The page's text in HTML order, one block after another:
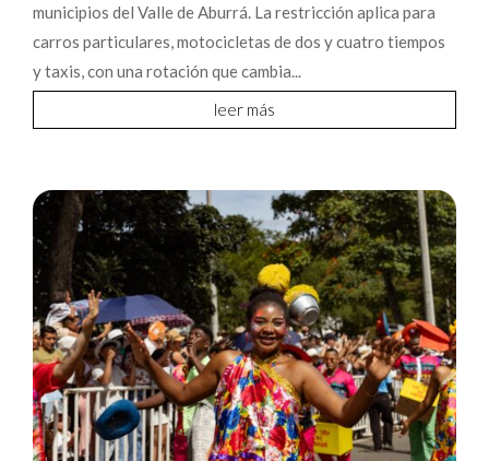
municipios del Valle de Aburrá. La restricción aplica para
carros particulares, motocicletas de dos y cuatro tiempos
y taxis, con una rotación que cambia...
leer más